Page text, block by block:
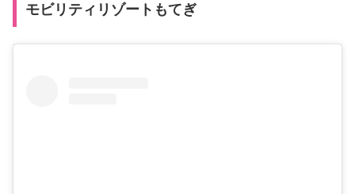
モビリティリゾートもてぎ